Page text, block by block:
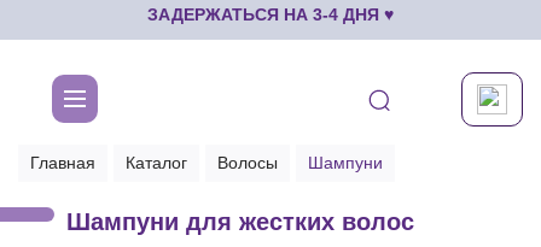
ЗАДЕРЖАТЬСЯ НА 3-4 ДНЯ ♥
Главная Каталог Волосы Шампуни
Шампуни для жестких волос